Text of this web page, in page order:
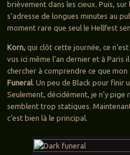
brièvement dans les cieux. Puis,
s’adresse de longues minutes au
moment rare que seul le Hellfest
Korn,qui clôt cette journée, ce
vus ici même l’an dernier et à Paris
chercher à comprendre ce que
Funeral. Un peu de Black pour finir
Seulement, décidément, je n’y pige
semblent trop statiques.
c’est bien là le principal.